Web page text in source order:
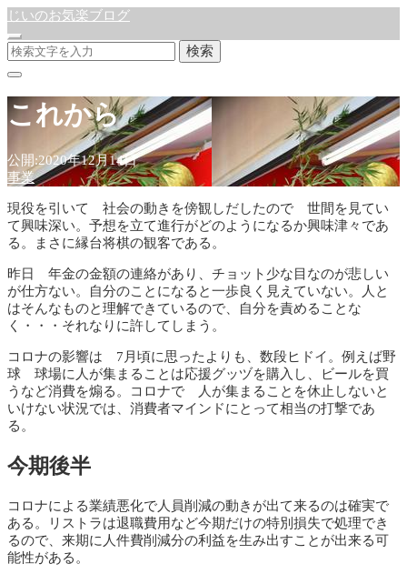
じいのお気楽ブログ
検索
これから
公開:2020年12月14日
事業
現役を引いて 社会の動きを傍観しだしたので 世間を見てい
て興味深い。予想を立て進行がどのようになるか興味津々であ
る。まさに縁台将棋の観客である。
昨日 年金の金額の連絡があり、チョット少な目なのが悲しい
が仕方ない。自分のことになると一歩良く見えていない。人と
はそんなものと理解できているので、自分を責めることな
く・・・それなりに許してしまう。
コロナの影響は 7月頃に思ったよりも、数段ヒドイ。例えば野
球 球場に人が集まることは応援グッヅを購入し、ビールを買
うなど消費を煽る。コロナで 人が集まることを休止しないと
いけない状況では、消費者マインドにとって相当の打撃であ
る。
今期後半
コロナによる業績悪化で人員削減の動きが出て来るのは確実で
ある。リストラは退職費用など今期だけの特別損失で処理でき
るので、来期に人件費削減分の利益を生み出すことが出来る可
能性がある。